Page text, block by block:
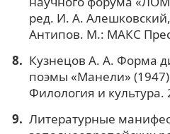
ред. И. А.
Антипов. М.: МАКС
Кузнецов А. А. Форма
поэмы «Манели»
Филология и
Литературные